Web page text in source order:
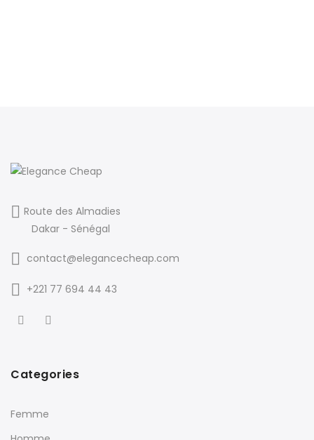
Route des Almadies
Dakar - Sénégal
contact@elegancecheap.com
+221 77 694 44 43
Categories
Femme